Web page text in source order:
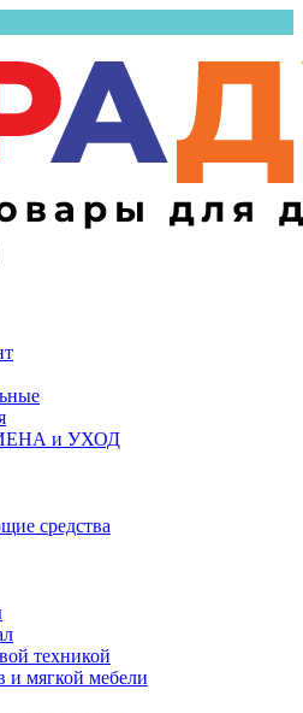
и УХОД
средства
техникой
и мягкой мебели